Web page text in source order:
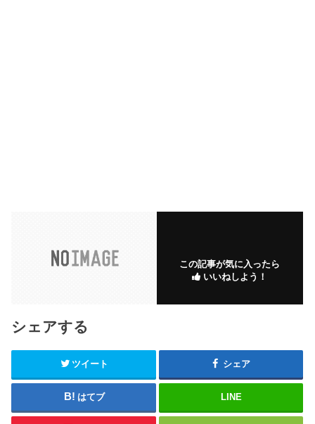
この記事が気に入ったら
いいねしよう！
シェアする
ツイート シェア
はてブ LINE